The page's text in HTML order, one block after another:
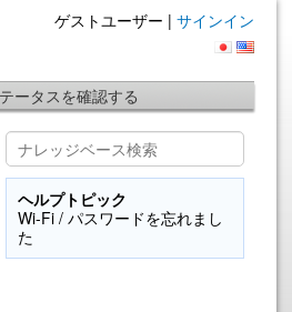
ゲストユーザー | サインイン
ータスを確認する
ヘルプトピック
Wi-Fi / パスワードを忘れまし
た